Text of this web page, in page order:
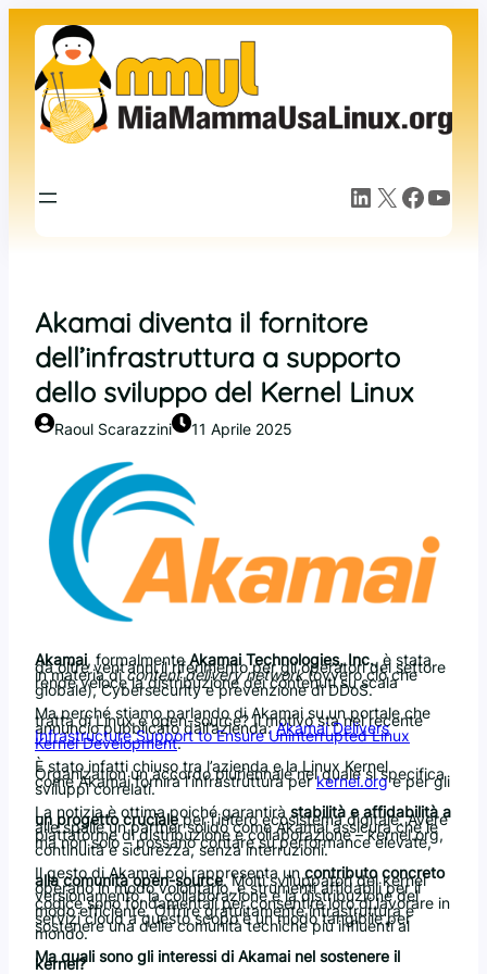
contenuto
LinkedIn X Facebook YouTube
Akamai diventa il fornitore
dell’infrastruttura a supporto
dello sviluppo del Kernel Linux
Raoul Scarazzini 11 Aprile 2025
Akamai, formalmenteAkamai Technologies, Inc., è stata
da oltre vent’anni il riferimento per gli operatori del settore
in materia dicontent delivery network(ovvero ciò che
rende veloce la distribuzione dei contenuti su scala
globale), Cybersecurity e prevenzione di DDoS.
Ma perché stiamo parlando di Akamai su un portale che
tratta di Linux e open-source? Il motivo sta nel recente
annuncio pubblicato dall’azienda:Akamai Delivers
Infrastructure Support to Ensure Uninterrupted Linux
Kernel Development.
È stato infatti chiuso tra l’azienda e la Linux Kernel
Organization un accordo pluriennale nel quale si specifica
come Akamai fornirà l’infrastruttura perkernel.orge per gli
sviluppi correlati.
La notizia è ottima poiché garantirà stabilità e affidabilità a
un progetto crucialeper l’intero ecosistema digitale. Avere
alle spalle un partner solido come Akamai assicura che le
piattaforme di distribuzione e collaborazione – kernel.org,
ma non solo – possano contare su performance elevate,
continuità e sicurezza, senza interruzioni.
Il gesto di Akamai poi rappresenta un contributo concreto
alla comunità open-source. Molti sviluppatori del kernel
operano in modo volontario, e strumenti affidabili per il
versionamento, la collaborazione e la distribuzione del
codice sono fondamentali per consentire loro di lavorare in
modo efficiente. Offrire gratuitamente infrastruttura e
servizi cloud a questo scopo è un modo tangibile per
sostenere una delle comunità tecniche più influenti al
mondo.
Ma quali sono gli interessi di Akamai nel sostenere il
kernel?